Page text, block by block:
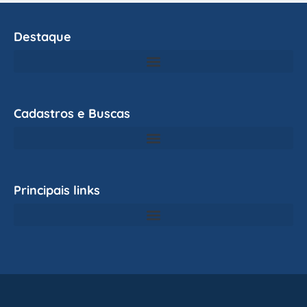
Destaque
Cadastros e Buscas
Principais links